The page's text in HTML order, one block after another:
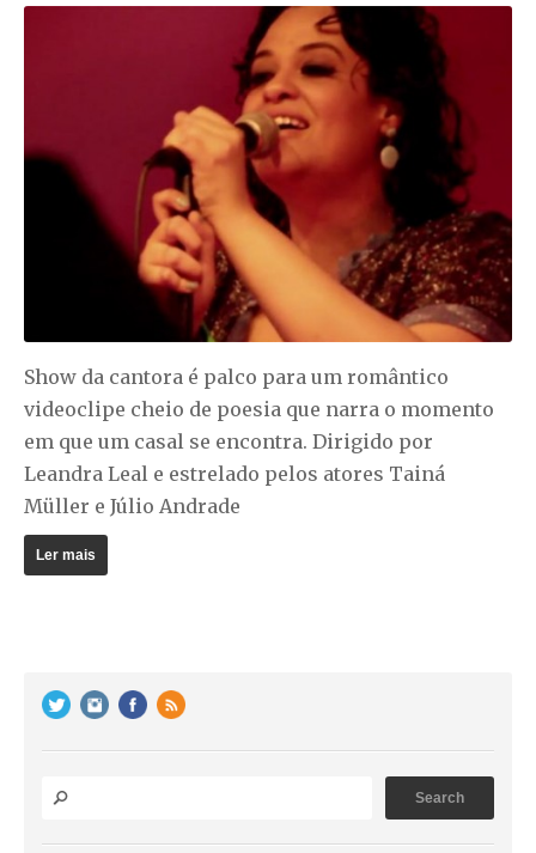
Show da cantora é palco para um romântico
videoclipe cheio de poesia que narra o momento
em que um casal se encontra. Dirigido por
Leandra Leal e estrelado pelos atores Tainá
Müller e Júlio Andrade
Ler mais